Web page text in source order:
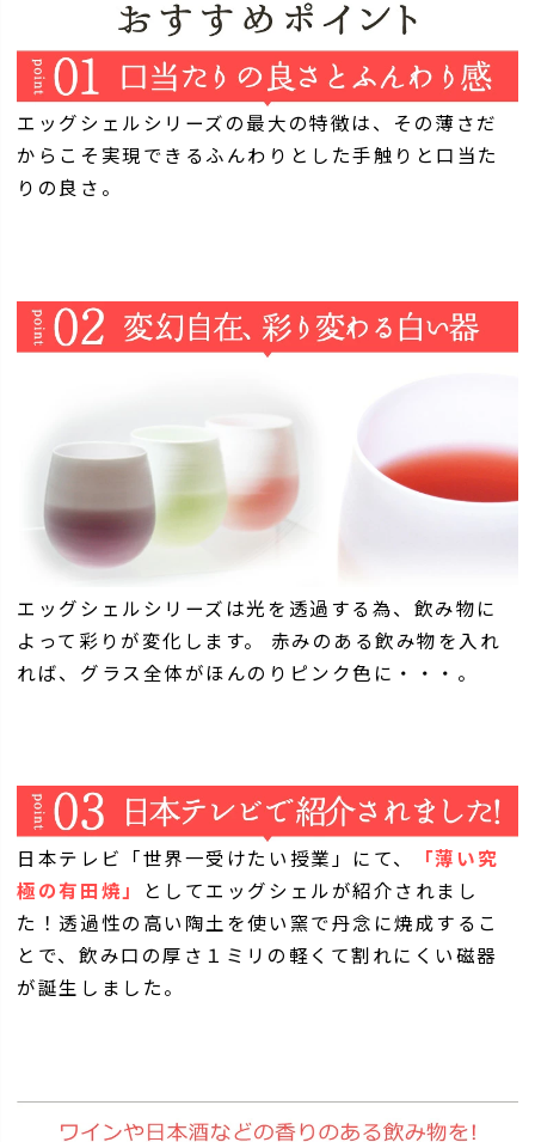
エッグシェルシリーズの最大の特徴は、その薄さだ
からこそ実現できるふんわりとした手触りと口当た
りの良さ。
エッグシェルシリーズは光を透過する為、飲み物に
よって彩りが変化します。 赤みのある飲み物を入れ
れば、グラス全体がほんのりピンク色に・・・。
日本テレビ「世界一受けたい授業」にて、
「薄い究
極の有田焼」
としてエッグシェルが紹介されまし
た！透過性の高い陶土を使い窯で丹念に焼成するこ
とで、飲み口の厚さ１ミリの軽くて割れにくい磁器
が誕生しました。